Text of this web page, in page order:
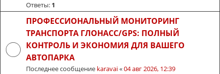
Ответы: 1
ПРОФЕССИОНАЛЬНЫЙ МОНИТОРИНГ
ТРАНСПОРТА ГЛОНАСС/GPS: ПОЛНЫЙ
КОНТРОЛЬ И ЭКОНОМИЯ ДЛЯ ВАШЕГО
АВТОПАРКА
Последнее сообщение karavai«04 авг 2026, 12:39